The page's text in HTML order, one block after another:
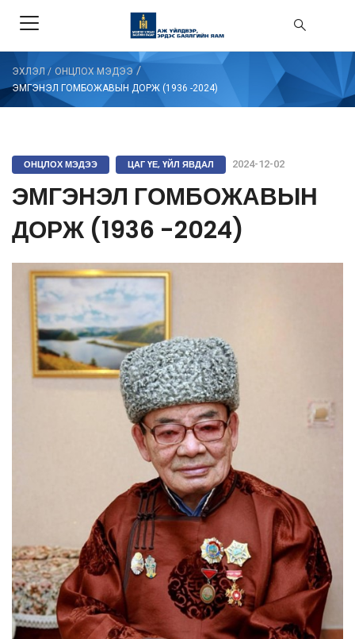
ЭХЛЭЛ / ОНЦЛОХ МЭДЭЭ /
ЭМГЭНЭЛ ГОМБОЖАВЫН ДОРЖ (1936 -2024)
ОНЦЛОХ МЭДЭЭ ЦАГ ҮЕ, ҮЙЛ ЯВДАЛ 2024-12-02
ЭМГЭНЭЛ ГОМБОЖАВЫН
ДОРЖ (1936 -2024)